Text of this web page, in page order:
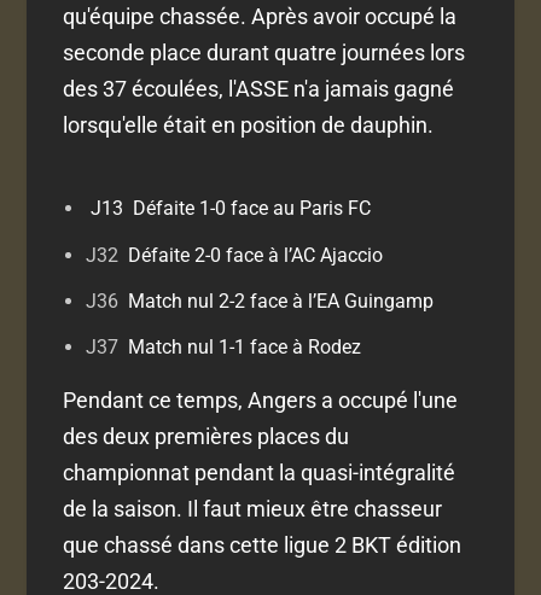
qu'équipe chassée. Après avoir occupé la
seconde place durant quatre journées lors
des 37 écoulées, l'ASSE n'a jamais gagné
lorsqu'elle était en position de dauphin.
J13 Défaite 1-0 face au Paris FC
J32 Défaite 2-0 face à l’AC Ajaccio
J36 Match nul 2-2 face à l’EA Guingamp
J37 Match nul 1-1 face à Rodez
Pendant ce temps, Angers a occupé l'une
des deux premières places du
championnat pendant la quasi-intégralité
de la saison. Il faut mieux être chasseur
que chassé dans cette ligue 2 BKT édition
203-2024.